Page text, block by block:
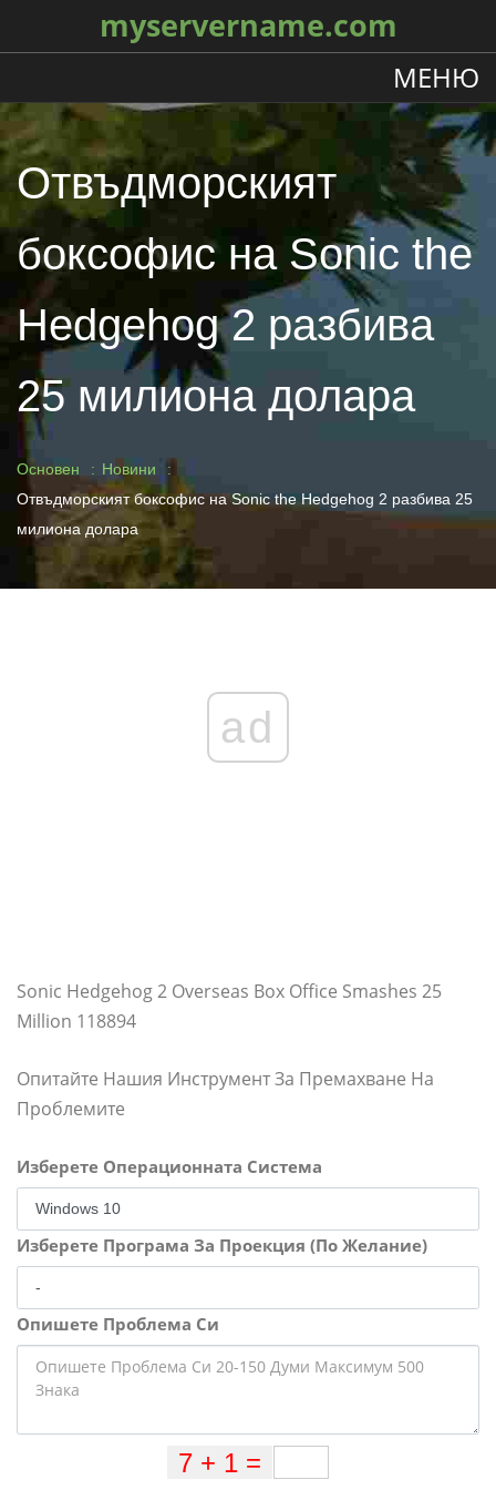
myservername.com
МЕНЮ
Отвъдморският
боксофис на Sonic the
Hedgehog 2 разбива
25 милиона долара
Основен
Новини
Отвъдморският боксофис на Sonic the Hedgehog 2 разбива 25
милиона долара
ad
Sonic Hedgehog 2 Overseas Box Office Smashes 25
Million 118894
Опитайте Нашия Инструмент За Премахване На
Проблемите
Изберете Операционната Система
Изберете Програма За Проекция (По Желание)
Опишете Проблема Си